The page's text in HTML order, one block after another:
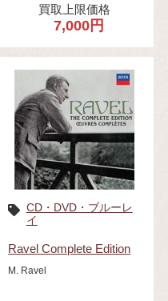
買取上限価格
7,000円
CD・DVD・ブルーレ
イ
Ravel Complete Edition
M. Ravel